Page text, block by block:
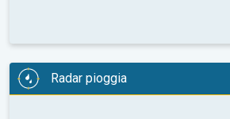
Radar pioggia